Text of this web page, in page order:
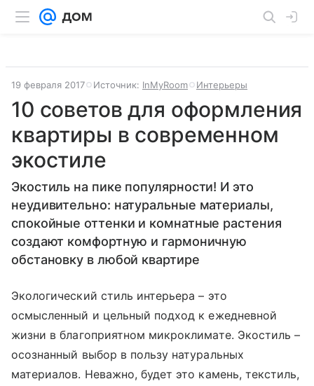
19 февраля 2017 Источник: InMyRoom Интерьеры
10 советов для оформления
квартиры в современном
экостиле
Экостиль на пике популярности! И это
неудивительно: натуральные материалы,
спокойные оттенки и комнатные растения
создают комфортную и гармоничную
обстановку в любой квартире
Экологический стиль интерьера – это
осмысленный и цельный подход к ежедневной
жизни в благоприятном микроклимате. Экостиль –
осознанный выбор в пользу натуральных
материалов. Неважно, будет это камень, текстиль,